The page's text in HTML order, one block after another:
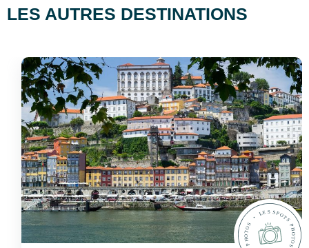
LES AUTRES DESTINATIONS